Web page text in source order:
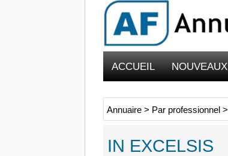
ACCUEIL NOUVEAUX
Annuaire > Par professionnel >
IN EXCELSIS